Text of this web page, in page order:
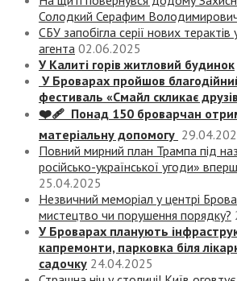
Солодкий Серафим
СБУ запобігла серії нових
агента 02.06.2025
У Калиті горів житловий будинок
У Броварах пройшов
фестиваль «Смайл скликає
❤️‍🩹 Понад 150 броварчан
матеріальну допомогу
Повний мирний план Трампа під
російсько-української угоди»
25.04.2025
Незвичний меморіал у центрі
мистецтво чи порушення порядку?
У Броварах планують
капремонти, парковка біля
садочку 24.04.2025